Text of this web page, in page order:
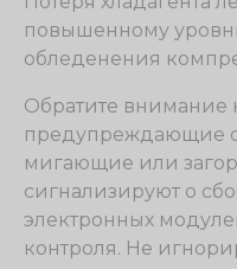
повышенному
обледенения
Обратите внимание
предупреждающие
мигающие или
сигнализируют о
электронных
контроля. Не